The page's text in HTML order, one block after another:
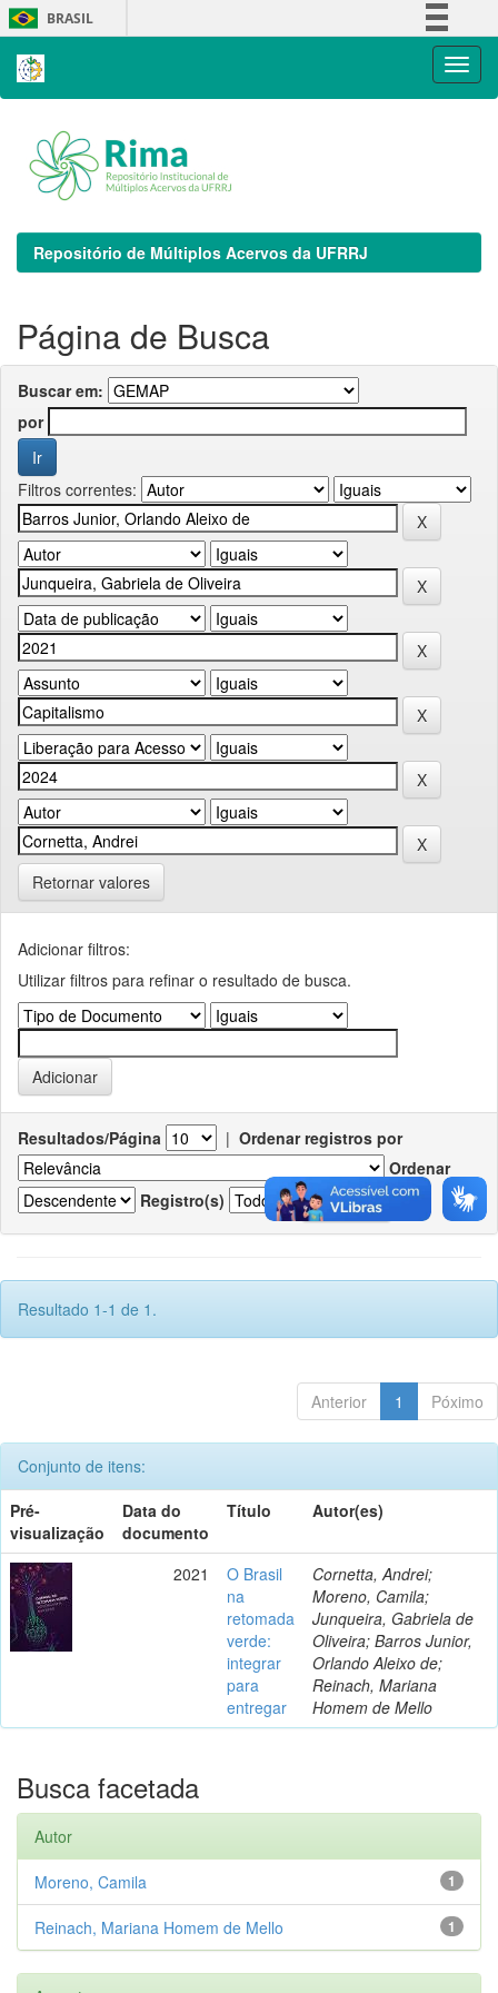
Skip
navigation
BRASIL
Repositório de Múltiplos Acervos da UFRRJ
Página de Busca
Buscar em:
por
Filtros correntes:
Retornar valores
Adicionar filtros:
Utilizar filtros para refinar o resultado de busca.
Resultados/Página | Ordenar registros por
Ordenar
Registro(s)
Resultado 1-1 de 1.
Anterior 1 Póximo
Conjunto de itens:
Pré-
visualização
Data do
documento
Título Autor(es)
2021
O Brasil
na
retomada
verde:
integrar
para
entregar
Cornetta, Andrei;
Moreno, Camila;
Junqueira, Gabriela de
Oliveira; Barros Junior,
Orlando Aleixo de;
Reinach, Mariana
Homem de Mello
Busca facetada
Autor
1
Moreno, Camila
1
Reinach, Mariana Homem de Mello